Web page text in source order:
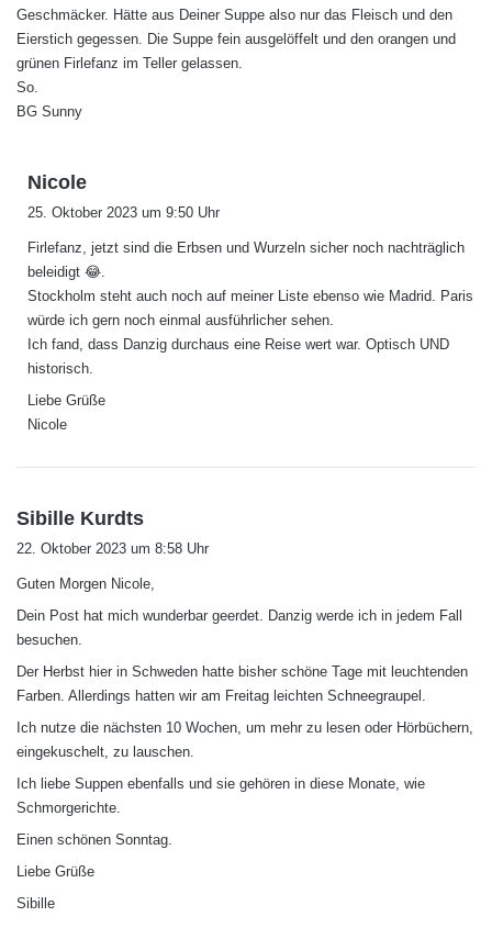
Geschmäcker. Hätte aus Deiner Suppe also nur das Fleisch und den
Eierstich gegessen. Die Suppe fein ausgelöffelt und den orangen und
grünen Firlefanz im Teller gelassen.
So.
BG Sunny
Nicole
t
:
25. Oktober 2023 um 9:50 Uhr
Firlefanz, jetzt sind die Erbsen und Wurzeln sicher noch nachträglich
beleidigt 😂.
Stockholm steht auch noch auf meiner Liste ebenso wie Madrid. Paris
würde ich gern noch einmal ausführlicher sehen.
Ich fand, dass Danzig durchaus eine Reise wert war. Optisch UND
historisch.
Liebe Grüße
Nicole
Sibille Kurdts
t
:
22. Oktober 2023 um 8:58 Uhr
Guten Morgen Nicole,
Dein Post hat mich wunderbar geerdet. Danzig werde ich in jedem Fall
besuchen.
Der Herbst hier in Schweden hatte bisher schöne Tage mit leuchtenden
Farben. Allerdings hatten wir am Freitag leichten Schneegraupel.
Ich nutze die nächsten 10 Wochen, um mehr zu lesen oder Hörbüchern,
eingekuschelt, zu lauschen.
Ich liebe Suppen ebenfalls und sie gehören in diese Monate, wie
Schmorgerichte.
Einen schönen Sonntag.
Liebe Grüße
Sibille